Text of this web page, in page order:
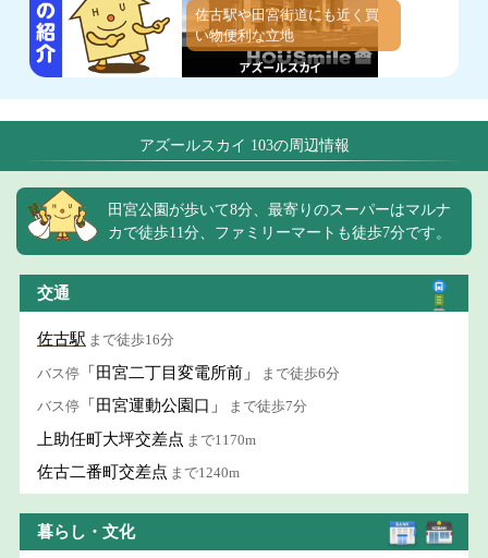
佐古駅や田宮街道にも近く買
い物便利な立地
アズールスカイ 103の周辺情報
田宮公園が歩いて8分、最寄りのスーパーはマルナ
カで徒歩11分、ファミリーマートも徒歩7分です。
交通
佐古駅 まで徒歩16分
バス停 「田宮二丁目変電所前」 まで徒歩6分
バス停 「田宮運動公園口」 まで徒歩7分
上助任町大坪交差点 まで1170m
佐古二番町交差点 まで1240m
暮らし・文化